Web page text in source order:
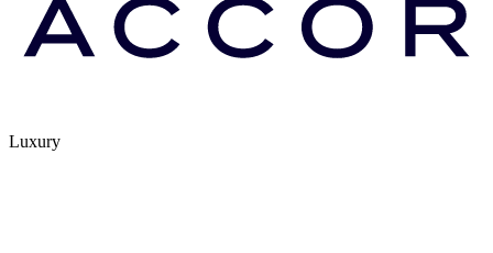
Luxury